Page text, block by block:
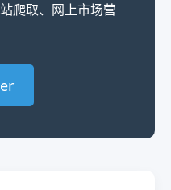
爬取、网上市场营